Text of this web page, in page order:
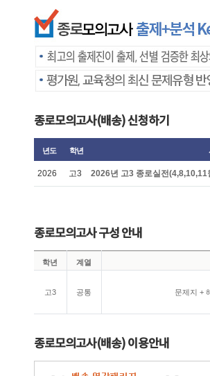
종로모의고사(배송) 신청하기
년도 학년
2026 고3 2026년 고3 종로실전(4,8,10,11
종로모의고사 구성 안내
학년 계열
고3 공통 문제지 +
종로모의고사(배송) 이용안내